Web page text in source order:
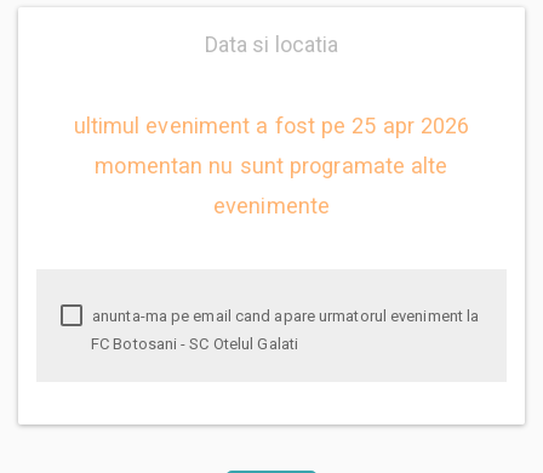
Data si locatia
ultimul eveniment a fost pe 25 apr 2026
momentan nu sunt programate alte
evenimente
FC Botosani - SC Otelul Galati